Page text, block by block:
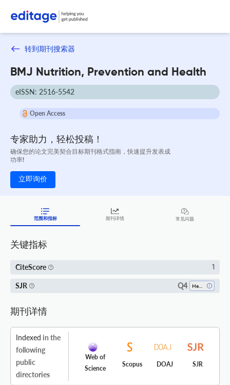
转到期刊搜索器
BMJ Nutrition, Prevention and Health
eISSN: 2516-5542
Open Access
专家助力，轻松投稿！
确保您的论文完美契合目标期刊格式指南，快速提升发表成
功率!
立即询价
范围和指标 期刊详情 常见问题
关键指标
CiteScore 1
SJR Q4
期刊详情
Indexed in the
following
public
directories
Web of
Science
Scopus DOAJ SJR